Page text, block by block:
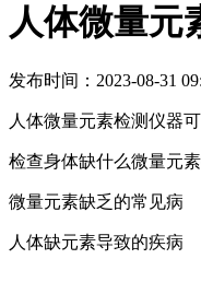
人体微量元
发布时间：2023-08-31
人体微量元素检测仪器
检查身体缺什么微量元
微量元素缺乏的常见病
人体缺元素导致的疾病